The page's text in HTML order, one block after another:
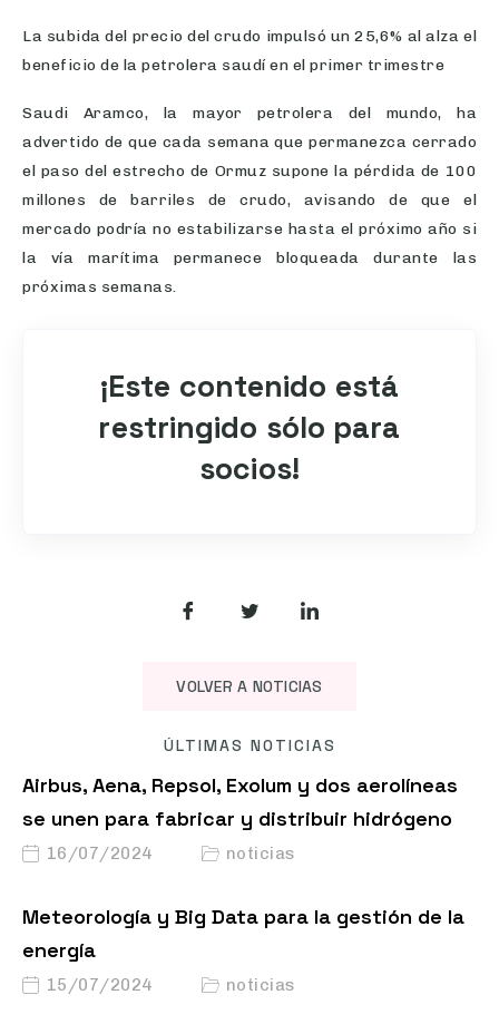
La subida del precio del crudo impulsó un 25,6% al alza el
beneficio de la petrolera saudí en el primer trimestre
Saudi Aramco, la mayor petrolera del mundo, ha
advertido de que cada semana que permanezca cerrado
el paso del estrecho de Ormuz supone la pérdida de 100
millones de barriles de crudo, avisando de que el
mercado podría no estabilizarse hasta el próximo año si
la vía marítima permanece bloqueada durante las
próximas semanas.
¡Este contenido está
restringido sólo para
socios!
VOLVER A NOTICIAS
ÚLTIMAS NOTICIAS
Airbus, Aena, Repsol, Exolum y dos aerolíneas
se unen para fabricar y distribuir hidrógeno
16/07/2024 noticias
Meteorología y Big Data para la gestión de la
energía
15/07/2024 noticias